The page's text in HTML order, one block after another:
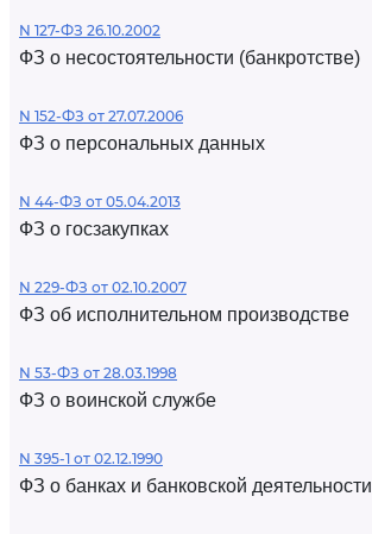
N 127-ФЗ 26.10.2002
ФЗ о несостоятельности (банкротстве)
N 152-ФЗ от 27.07.2006
ФЗ о персональных данных
N 44-ФЗ от 05.04.2013
ФЗ о госзакупках
N 229-ФЗ от 02.10.2007
ФЗ об исполнительном производстве
N 53-ФЗ от 28.03.1998
ФЗ о воинской службе
N 395-1 от 02.12.1990
ФЗ о банках и банковской деятельности